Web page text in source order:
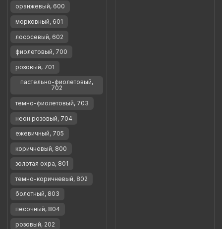
оранжевый, 600
морковный, 601
лососевый, 602
фиолетовый, 700
розовый, 701
пастельно-фиолетовый,
702
темно-фиолетовый, 703
неон розовый, 704
ежевичный, 705
коричневый, 800
золотая охра, 801
темно-коричневый, 802
болотный, 803
песочный, 804
розовый, 202